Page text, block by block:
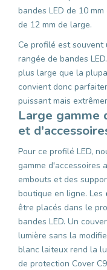
bandes LED de 10
de 12 mm de large.
Ce profilé est
rangée de bandes
plus large que la
convient donc
puissant mais
Large gamme
et
Pour ce profilé LED,
gamme d'accessoires
embouts et des
boutique en ligne. Les
être placés dans le
bandes LED. Un
lumière sans la
blanc laiteux rend la
de protection Cover